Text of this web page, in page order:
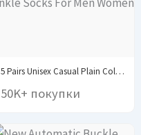
5 Pairs Unisex Casual Plain Color Boat Socks...
50K+ покупки